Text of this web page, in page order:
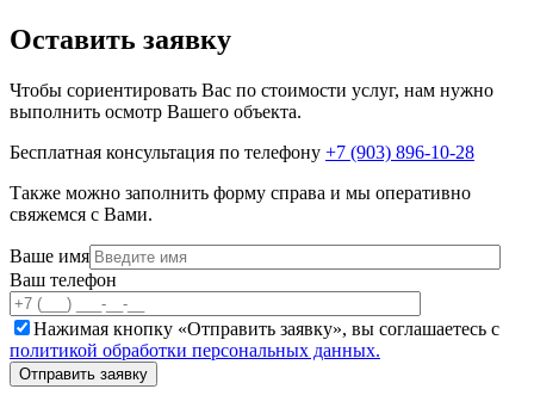
Оставить заявку
Чтобы сориентировать Вас по стоимости услуг, нам нужно
выполнить осмотр Вашего объекта.
Бесплатная консультация по телефону +7 (903) 896-10-28
Также можно заполнить форму справа и мы оперативно
свяжемся с Вами.
Ваше имя
Ваш телефон
Нажимая кнопку «Отправить заявку», вы соглашаетесь с
политикой обработки персональных данных.